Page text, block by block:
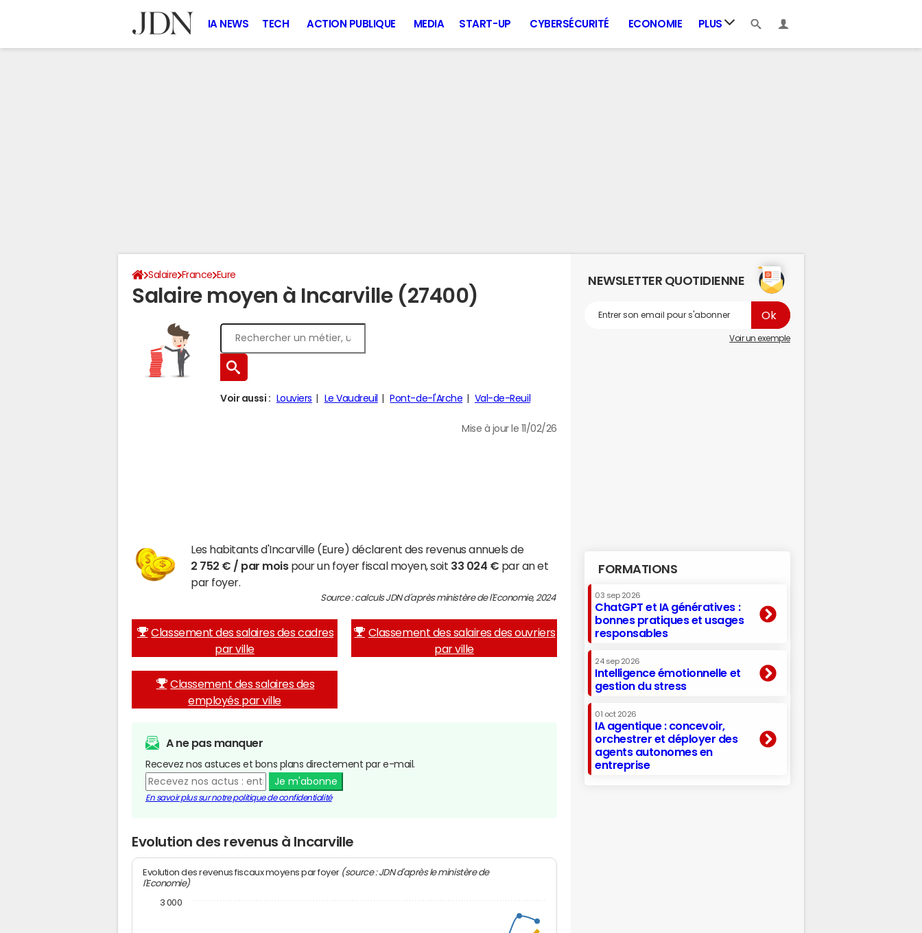
IA NEWS TECH ACTION PUBLIQUE MEDIA START-UP CYBERSÉCURITÉ ECONOMIE PLUS
Salaire France Eure
Salaire moyen à Incarville (27400)
Voir aussi : Louviers Le Vaudreuil Pont-de-l'Arche Val-de-Reuil
Mise à jour le 11/02/26
Les habitants d'Incarville (Eure) déclarent des revenus annuels de
2 752 € / par moispour un foyer fiscal moyen, soit 33 024 € par an et
par foyer.
Source : calculs JDN d'après ministère de l'Economie, 2024
Classement des salaires des cadres
par ville
Classement des salaires des ouvriers
par ville
Classement des salaires des
employés par ville
A ne pas manquer
Recevez nos astuces et bons plans directement par e-mail.
Je m'abonne
En savoir plus sur notre politique de confidentialité
Evolution des revenus à Incarville
Evolution des revenus fiscaux moyens par foyer (source : JDN d'après le ministère de
l'Economie)
3 000
NEWSLETTER QUOTIDIENNE
Voir un exemple
FORMATIONS
03 sep 2026
ChatGPT et IA génératives :
bonnes pratiques et usages
responsables
24 sep 2026
Intelligence émotionnelle et
gestion du stress
01 oct 2026
IA agentique : concevoir,
orchestrer et déployer des
agents autonomes en
entreprise